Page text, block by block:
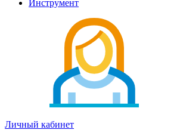
Инструмент
Личный кабинет